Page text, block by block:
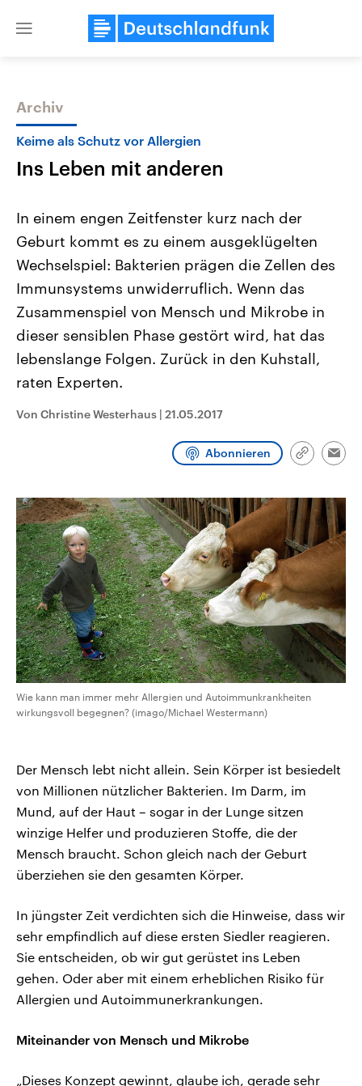
Close
Themen
Landtagswahl Sachsen-Anhalt
2026
Alle Informationen
Sachsen-Anhalt wählt am 6.
September 2026 einen neuen
Bundesland von einer Koalition aus
Umfragen, Prognosen,
und Hintergründe zu den Parteien
und Kandidaten der anstehenden
USA
Aktuelle Beiträge,
Hintergründe
Wirtschaftlich und
gehören die Vereinigten
den mächtigsten Ländern
mit großem Einfluss auf
Sendungen Programm Podcasts
Archiv
Keime als Schutz vor Allergien
Ins Leben mit anderen
In einem engen Zeitfenster kurz nach der
Geburt kommt es zu einem ausgeklügelten
Wechselspiel: Bakterien prägen die Zellen des
Immunsystems unwiderruflich. Wenn das
Zusammenspiel von Mensch und Mikrobe in
dieser sensiblen Phase gestört wird, hat das
lebenslange Folgen. Zurück in den Kuhstall,
raten Experten.
Von Christine Westerhaus | 21.05.2017
Abonnieren
Link
Wie kann man immer mehr Allergien und Autoimmunkrankheiten
wirkungsvoll begegnen? (imago/Michael Westermann)
Der Mensch lebt nicht allein. Sein Körper ist besiedelt
von Millionen nützlicher Bakterien. Im Darm, im
Mund, auf der Haut – sogar in der Lunge sitzen
winzige Helfer und produzieren Stoffe, die der
Mensch braucht. Schon gleich nach der Geburt
überziehen sie den gesamten Körper.
In jüngster Zeit verdichten sich die Hinweise, dass wir
sehr empfindlich auf diese ersten Siedler reagieren.
Sie entscheiden, ob wir gut gerüstet ins Leben
gehen. Oder aber mit einem erheblichen Risiko für
Allergien und Autoimmunerkrankungen.
Miteinander von Mensch und Mikrobe
„Dieses Konzept gewinnt, glaube ich, gerade sehr